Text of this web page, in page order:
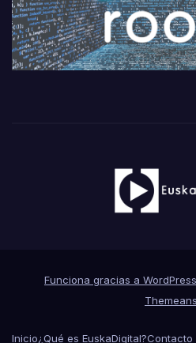
Funciona gracias a WordPress
Inicio¿Qué es EuskaDigital?Contacto